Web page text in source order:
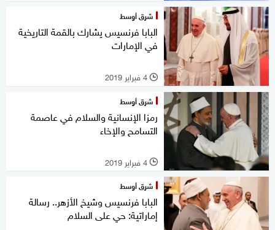
شرق أوسط
البابا فرنسيس يشارك بالقمة التاريخية
في الإمارات
l 4 فبراير 2019
شرق أوسط
رمزا الإنسانية والسلام في عاصمة
التسامح والإخاء
l 4 فبراير 2019
شرق أوسط
البابا فرنسيس وشيخ الأزهر.. رسالة
إماراتية: حي على السلام